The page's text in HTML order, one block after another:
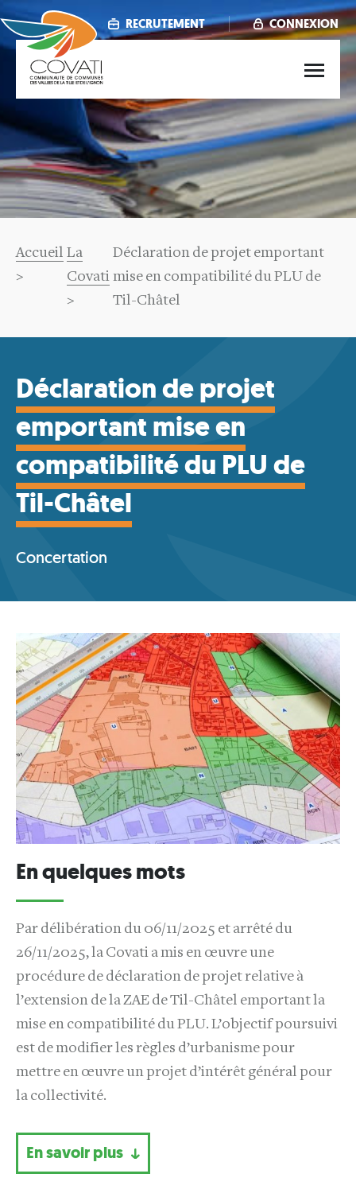
au
contenu
principal
RECRUTEMENT CONNEXION
Main
menu
Fil
d'Ariane
Accueil La
Covati
Déclaration de projet emportant
mise en compatibilité du PLU de
Til-Châtel
Déclaration de projet
emportant mise en
compatibilité du PLU de
Til-Châtel
Concertation
En quelques mots
Par délibération du 06/11/2025 et arrêté du
26/11/2025, la Covati a mis en œuvre une
procédure de déclaration de projet relative à
l’extension de la ZAE de Til-Châtel emportant la
mise en compatibilité du PLU. L’objectif poursuivi
est de modifier les règles d’urbanisme pour
mettre en œuvre un projet d’intérêt général pour
la collectivité.
En savoir plus